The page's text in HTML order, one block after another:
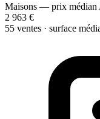
Maisons — prix
2 963 €
55 ventes · surface